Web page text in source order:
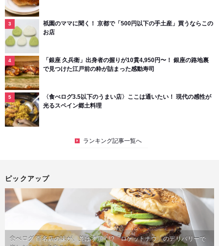
祇園のママに聞く！ 京都で「500円以下の手土産」買うならこの
お店
「銀座 久兵衛」出身者の握りが10貫4,950円〜！ 銀座の路地裏
で見つけた江戸前の粋が詰まった感動寿司
〈食べログ3.5以下のうまい店〉ここは通いたい！ 現代の感性が
光るスペイン郷土料理
ランキング記事一覧へ
ピックアップ
食べログ 百名店の味が、並ばず届く!?「ロケットナウ」のデリバリーで